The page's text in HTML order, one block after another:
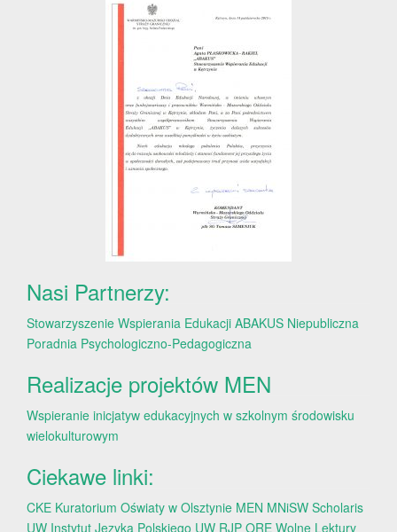
Nasi Partnerzy:
Stowarzyszenie Wspierania Edukacji ABAKUS Niepubliczna
Poradnia Psychologiczno-Pedagogiczna
Realizacje projektów MEN
Wspieranie inicjatyw edukacyjnych w szkolnym środowisku
wielokulturowym
Ciekawe linki:
CKE Kuratorium Oświaty w Olsztynie MEN MNiSW Scholaris
UW Instytut Języka Polskiego UW RJP ORE Wolne Lektury